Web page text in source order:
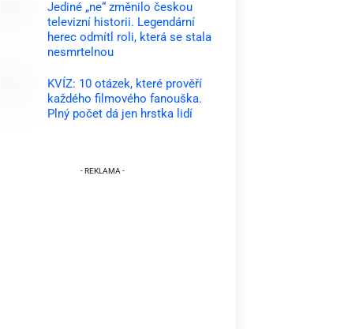
Jediné „ne“ změnilo českou
televizní historii. Legendární
herec odmítl roli, která se stala
nesmrtelnou
KVÍZ: 10 otázek, které prověří
každého filmového fanouška.
Plný počet dá jen hrstka lidí